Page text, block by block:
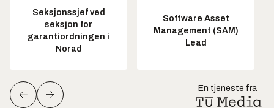
Seksjonssjef ved
seksjon for
garantiordningen i
Norad
Software Asset
Management (SAM)
Lead
En tjeneste fra